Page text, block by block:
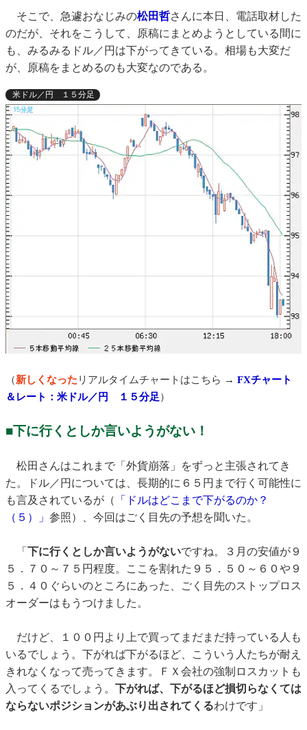
そこで、急遽おなじみの松田哲さんに本日、電話取材した
のだが、それをこうして、原稿にまとめようとしている間に
も、みるみるドル／円は下がってきている。相場も大変だ
が、原稿をまとめるのも大変なのである。
米ドル／円 １５分足
（新しくなった リアルタイムチャートはこちら → FXチャート
＆レート：米ドル／円 １５分足）
■下に行くとしか言いようがない！
松田さんはこれまで「外貨崩落」をずっと主張されてき
た。ドル／円については、長期的に６５円まで行く可能性に
も言及されているが（
「ドルはどこまで下がるのか？
（５）」 参照）、今回はごく目先の予想を聞いた。
「 下に行くとしか言いようがないですね。３月の安値が９
５．７０～７５円程度。ここを割れた９５．５０～６０や９
５．４０ぐらいのところにあった、ごく目先のストップロス
オーダーはもうつけました。
だけど、１００円より上で買ってまだまだ持っている人も
いるでしょう。下がれば下がるほど、こういう人たちが耐え
きれなくなって売ってきます。ＦＸ会社の強制ロスカットも
入ってくるでしょう。 下がれば、下がるほど損切らなくては
ならないポジションがあぶり出されてくるわけです」